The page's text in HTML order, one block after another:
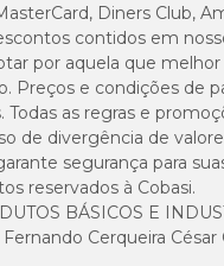
Diners Club,
contidos em
por aquela que
Preços e condições de
Todas as regras e
de divergência de
segurança para
reservados à Cobasi.
BÁSICOS E
Cerqueira